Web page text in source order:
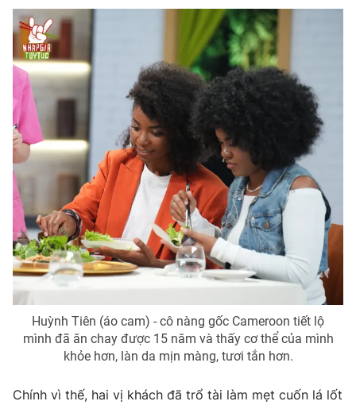
Chất lượng cuộc sống
Học trực tuyến
Công nghệ
Hitech Công nghệ tương lai
Sản phẩm
Thị trường
Tư vấn
Giao lưu trực tuyến
Lịch phát sóng
Chuyên mục khác
Emagazine Podcast
Photo Infographic
Video Shorts video
VTV Money VTV Thể thao
Huỳnh Tiên (áo cam) - cô nàng gốc Cameroon tiết lộ
mình đã ăn chay được 15 năm và thấy cơ thể của mình
khỏe hơn, làn da mịn màng, tươi tắn hơn.
Chính vì thế, hai vị khách đã trổ tài làm mẹt cuốn lá lốt